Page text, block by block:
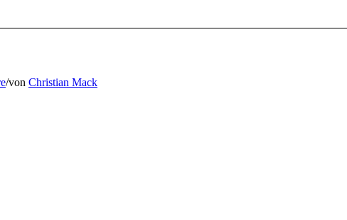
/von Christian Mack